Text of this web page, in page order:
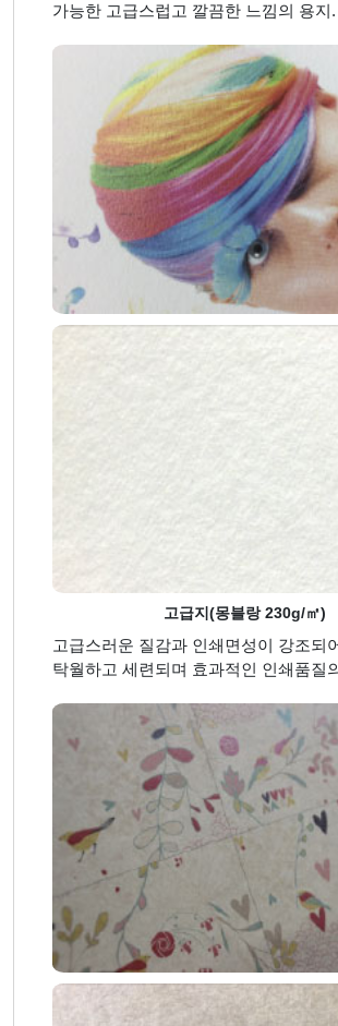
가능한 고급스럽고 깔끔한 느낌의 용지.
고급지(몽블랑 230g/㎡)
고급스러운 질감과 인쇄면성이 강조되
탁월하고 세련되며 효과적인 인쇄품질